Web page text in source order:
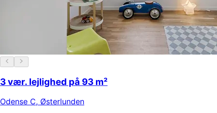
3 vær. lejlighed på 93 m²
Odense C, Østerlunden